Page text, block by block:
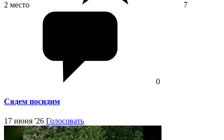
2 место 7
0
Сядем посидим
17 июня '26 Голосовать